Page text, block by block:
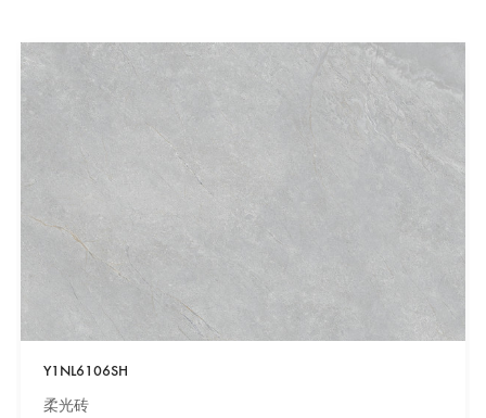
Y1NL6106SH
柔光砖